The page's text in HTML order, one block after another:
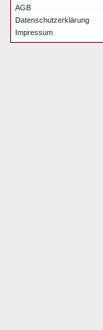
AGB
Datenschutzerklärung
Impressum